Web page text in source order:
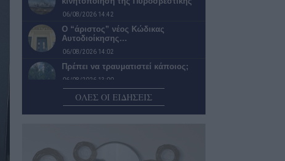
06/08/2026 14:42
Ο “άριστος” νέος Κώδικας
Αυτοδιοίκησης…
06/08/2026 14:02
Πρέπει να τραυματιστεί κάποιος;
06/08/2026 13:00
Παρεμβάσεις και έργα σε πληγείσες
Action» στον Άρι
ΟΛΕΣ ΟΙ ΕΙΔΗΣΕΙΣ